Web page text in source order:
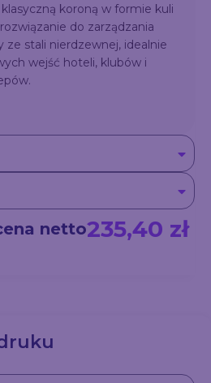
koroną w formie kuli
do zarządzania
ze stali nierdzewnej, idealnie
wejść hoteli, klubów i
netto235,40 zł